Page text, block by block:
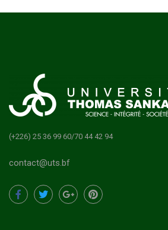
(+226) 25 36 99 60/70 44 42 94
contact@uts.bf